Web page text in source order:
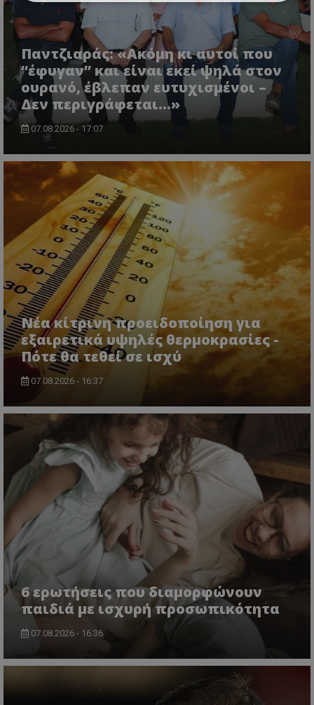
Παντζιαράς: «Ακόμη κι αυτοί που
“έφυγαν” και είναι εκεί ψηλά στον
ουρανό, έβλεπαν ευτυχισμένοι –
Δεν περιγράφεται…»
07.08.2026 - 17:07
Νέα κίτρινη προειδοποίηση για
εξαιρετικά υψηλές θερμοκρασίες -
Πότε θα τεθεί σε ισχύ
07.08.2026 - 16:37
6 ερωτήσεις που διαμορφώνουν
παιδιά με ισχυρή προσωπικότητα
07.08.2026 - 16:36